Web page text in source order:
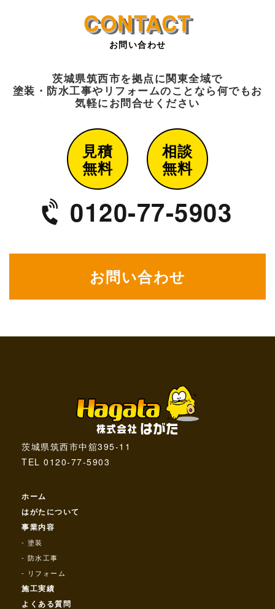
お問い合わせ
茨城県筑西市を拠点に関東全域で
塗装・防水工事や リフォームのことなら何でもお
気軽にお問合せください
見積
無料
相談
無料
0120-77-5903
お問い合わせ
茨城県筑西市中舘395-11
TEL 0120-77-5903
ホーム
はがたについて
事業内容
塗装
防水工事
リフォーム
施工実績
よくある質問